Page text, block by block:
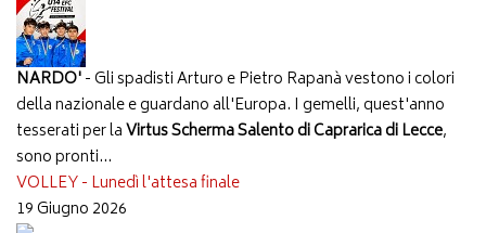
NARDO'- Gli spadisti Arturo e Pietro Rapanà vestono i colori
della nazionale e guardano all'Europa. I gemelli, quest'anno
tesserati per laVirtus Scherma Salento di Caprarica di Lecce,
sono pronti...
VOLLEY - Lunedì l'attesa finale
19 Giugno 2026